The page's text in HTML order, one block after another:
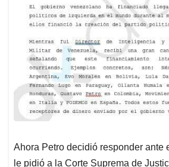
Ahora Petro decidió responder ante
le pidió a la Corte Suprema de